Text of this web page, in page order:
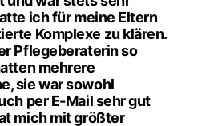
ich für meine Eltern
Komplexe zu klären.
Pflegeberaterin so
mehrere
sie war sowohl
per E-Mail sehr gut
mich mit größter